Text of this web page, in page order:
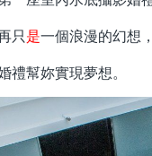
只 是一個浪漫的幻想，
禮幫妳實現夢想。